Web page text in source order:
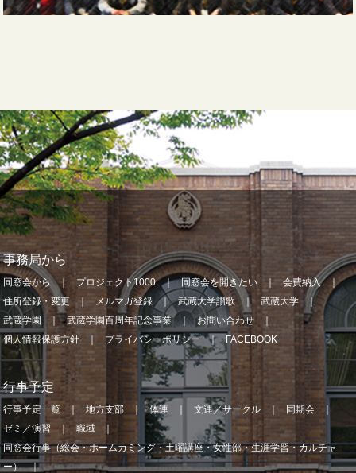
事務局から
同窓会から プロジェクト1000 同窓会を開きたい
会費納入
住所登録・変更
メルマガ登録 武蔵大学讃歌
武蔵大学
武蔵学園
武蔵学園百周年記念事業
お問い合わせ
個人情報保護方針
プライバシーポリシー FACEBOOK
行事予定
行事予定一覧 地方支部 体連 文連／サークル
同期会
ゼミ／演習
職域
同窓会行事（総会・ホームカミング・土曜講座・女性部・生涯学習・カルチャ
ー）